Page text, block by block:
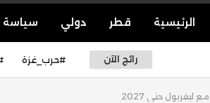
الرئيسية قطر دولي سياسة
رائج الآن #حرب_غزة
حتى 2027